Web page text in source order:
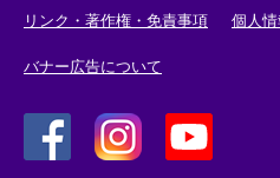
リンク・著作権・免責事項 個人
バナー広告について